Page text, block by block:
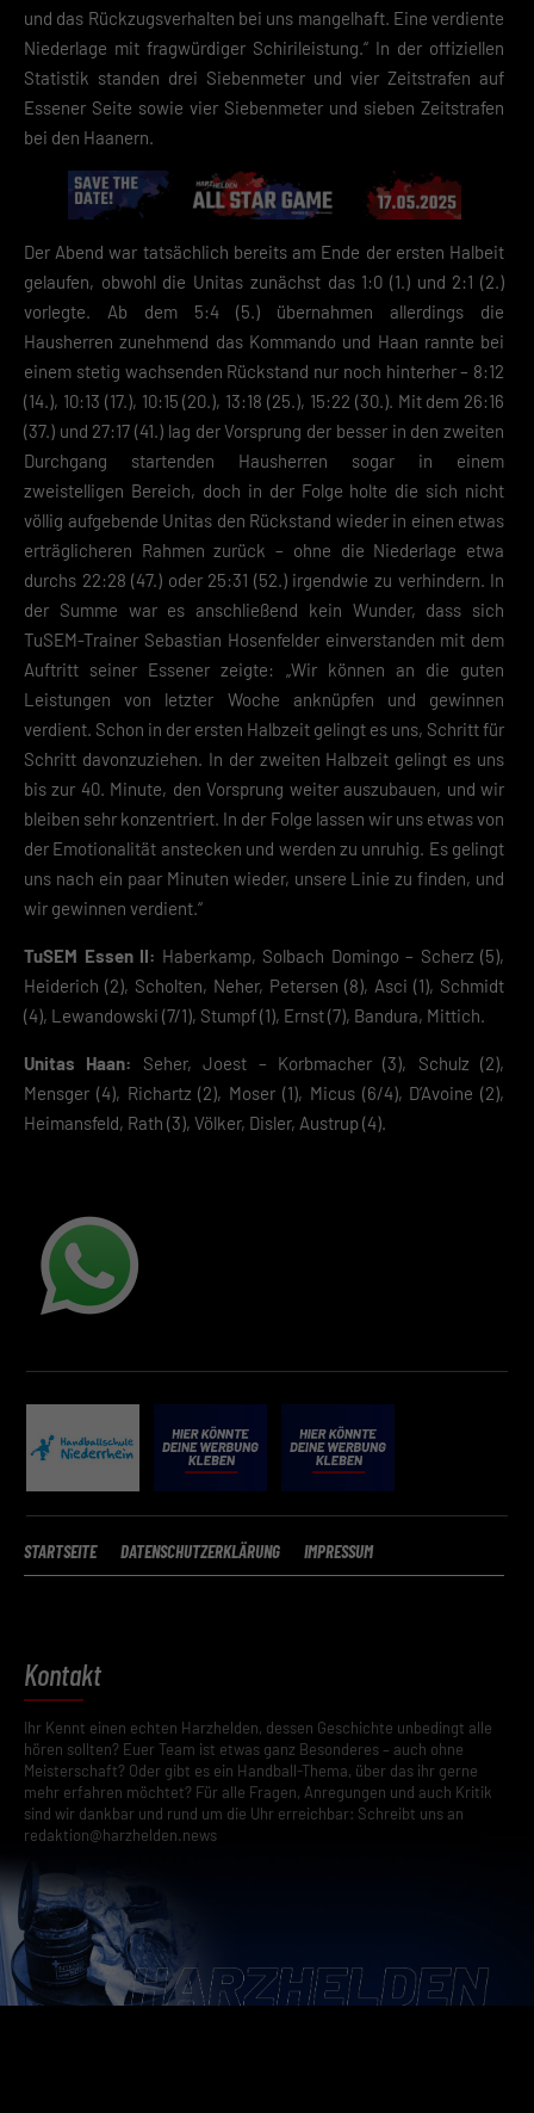
und das Rückzugsverhalten bei uns mangelhaft. Eine verdiente
Niederlage mit fragwürdiger Schirileistung.“ In der offiziellen
Statistik standen drei Siebenmeter und vier Zeitstrafen auf
Essener Seite sowie vier Siebenmeter und sieben Zeitstrafen
bei den Haanern.
Der Abend war tatsächlich bereits am Ende der ersten Halbeit
gelaufen, obwohl die Unitas zunächst das 1:0 (1.) und 2:1 (2.)
vorlegte. Ab dem 5:4 (5.) übernahmen allerdings die
Hausherren zunehmend das Kommando und Haan rannte bei
einem stetig wachsenden Rückstand nur noch hinterher – 8:12
(14.), 10:13 (17.), 10:15 (20.), 13:18 (25.), 15:22 (30.). Mit dem 26:16
(37.) und 27:17 (41.) lag der Vorsprung der besser in den zweiten
Durchgang startenden Hausherren sogar in einem
zweistelligen Bereich, doch in der Folge holte die sich nicht
völlig aufgebende Unitas den Rückstand wieder in einen etwas
erträglicheren Rahmen zurück – ohne die Niederlage etwa
durchs 22:28 (47.) oder 25:31 (52.) irgendwie zu verhindern. In
der Summe war es anschließend kein Wunder, dass sich
TuSEM-Trainer Sebastian Hosenfelder einverstanden mit dem
Auftritt seiner Essener zeigte: „Wir können an die guten
Leistungen von letzter Woche anknüpfen und gewinnen
verdient. Schon in der ersten Halbzeit gelingt es uns, Schritt für
Schritt davonzuziehen. In der zweiten Halbzeit gelingt es uns
bis zur 40. Minute, den Vorsprung weiter auszubauen, und wir
bleiben sehr konzentriert. In der Folge lassen wir uns etwas von
der Emotionalität anstecken und werden zu unruhig. Es gelingt
uns nach ein paar Minuten wieder, unsere Linie zu finden, und
wir gewinnen verdient.“
TuSEM Essen II: Haberkamp, Solbach Domingo – Scherz (5),
Heiderich (2), Scholten, Neher, Petersen (8), Asci (1), Schmidt
(4), Lewandowski (7/1), Stumpf (1), Ernst (7), Bandura, Mittich.
Unitas Haan: Seher, Joest – Korbmacher (3), Schulz (2),
Mensger (4), Richartz (2), Moser (1), Micus (6/4), D’Avoine (2),
Heimansfeld, Rath (3), Völker, Disler, Austrup (4).
STARTSEITE DATENSCHUTZERKLÄRUNG IMPRESSUM
Kontakt
Ihr Kennt einen echten Harzhelden, dessen Geschichte unbedingt alle
hören sollten? Euer Team ist etwas ganz Besonderes – auch ohne
Meisterschaft? Oder gibt es ein Handball-Thema, über das ihr gerne
mehr erfahren möchtet? Für alle Fragen, Anregungen und auch Kritik
sind wir dankbar und rund um die Uhr erreichbar: Schreibt uns an
redaktion@harzhelden.news